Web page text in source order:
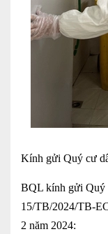
Kính gửi Quý cư
BQL kính gửi Quý
15/TB/2024/TB-
2 năm 2024: